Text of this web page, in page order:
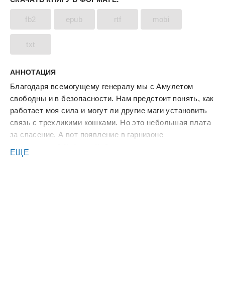
fb2 epub rtf mobi
txt
АННОТАЦИЯ
Благодаря всемогущему генералу мы с Амулетом
свободны и в безопасности. Нам предстоит понять, как
работает моя сила и могут ли другие маги установить
связь с трехликими кошками. Но это небольшая плата
за спасение. А вот появление в гарнизоне
благодетеля — способно испортить нам жизнь. Потому
ЕЩЕ